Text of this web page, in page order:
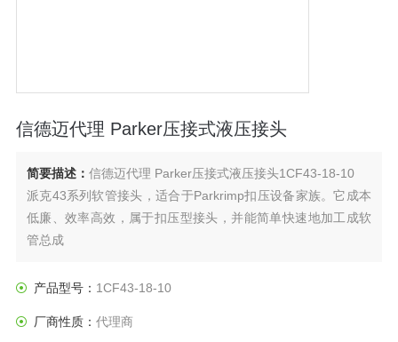
信德迈代理 Parker压接式液压接头
简要描述： 信德迈代理 Parker压接式液压接头1CF43-18-10
派克43系列软管接头，适合于Parkrimp扣压设备家族。它成本
低廉、效率高效，属于扣压型接头，并能简单快速地加工成软
管总成
产品型号： 1CF43-18-10
厂商性质： 代理商